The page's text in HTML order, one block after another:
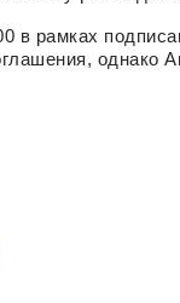
в рамках
однако